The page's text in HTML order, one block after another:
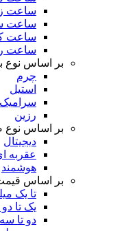
ساعت
ساعت
ساعت
ساعت
بر اساس نوع
چرم
استیل
سرامیک
رزین
بر اساس نوع
دیجیتال
عقربه
هوشمند
بر اساس
تا یک
یک تا
دو تا